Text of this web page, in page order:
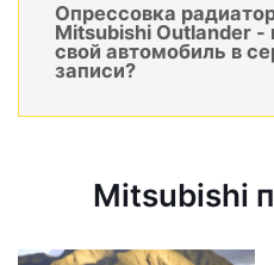
Опрессовка
Mitsubishi Outlander -
свой автомобиль в
записи?
Mitsubishi